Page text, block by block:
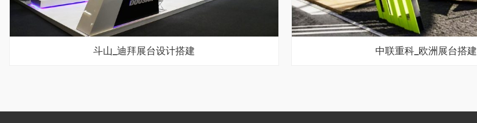
斗山_迪拜展台设计搭建 中联重科_欧洲展台搭建